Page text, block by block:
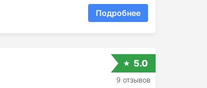
Подробнее
5.0
9 отзывов